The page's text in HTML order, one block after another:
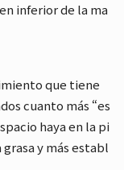
inferior de la ma
que tiene
cuanto más “es
haya en la pi
y más establ